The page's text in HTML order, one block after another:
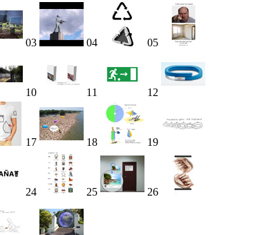
03 04 05
10 11 12
17 18 19
24 25 26